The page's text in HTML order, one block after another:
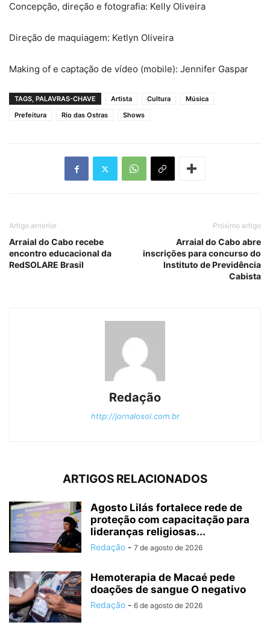
Concepção, direção e fotografia: Kelly Oliveira
Direção de maquiagem: Ketlyn Oliveira
Making of e captação de vídeo (mobile): Jennifer Gaspar
TAGS, PALAVRAS-CHAVE Artista Cultura
Música
Prefeitura
Rio das Ostras Shows
Artigo anterior
Arraial do Cabo recebe
encontro educacional da
RedSOLARE Brasil
Próximo artigo
Arraial do Cabo abre
inscrições para concurso do
Instituto de Previdência
Cabista
Redação
http://jornalosol.com.br
ARTIGOS RELACIONADOS
Agosto Lilás fortalece rede de
proteção com capacitação para
lideranças religiosas...
Redação - 7 de agosto de 2026
Hemoterapia de Macaé pede
doações de sangue O negativo
Redação - 6 de agosto de 2026